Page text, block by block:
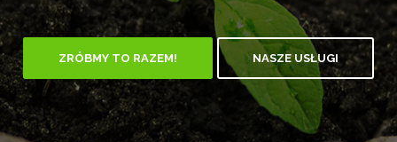
ZRÓBMY TO RAZEM! NASZE USŁUGI